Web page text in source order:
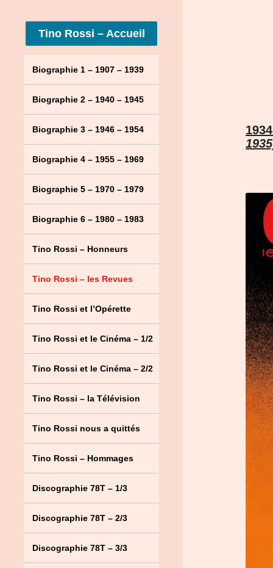
Tino Rossi – Accueil
Biographie 1 – 1907 – 1939
Biographie 2 – 1940 – 1945
Biographie 3 – 1946 – 1954
Biographie 4 – 1955 – 1969
Biographie 5 – 1970 – 1979
Biographie 6 – 1980 – 1983
Tino Rossi – Honneurs
Tino Rossi – les Revues
Tino Rossi et l’Opérette
Tino Rossi et le Cinéma – 1/2
Tino Rossi et le Cinéma – 2/2
Tino Rossi – la Télévision
Tino Rossi nous a quittés
Tino Rossi – Hommages
Discographie 78T – 1/3
Discographie 78T – 2/3
Discographie 78T – 3/3